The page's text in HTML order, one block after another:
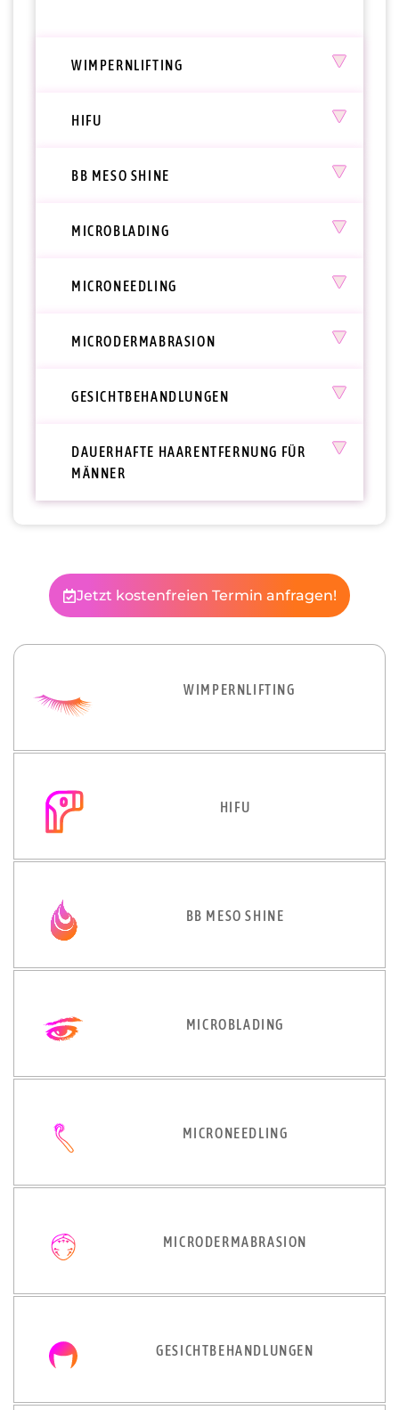
WIMPERNLIFTING
HIFU
BB MESO SHINE
MICROBLADING
MICRONEEDLING
MICRODERMABRASION
GESICHTBEHANDLUNGEN
DAUERHAFTE HAARENTFERNUNG FÜR
MÄNNER
Jetzt kostenfreien Termin anfragen!
WIMPERNLIFTING
HIFU
BB MESO SHINE
MICROBLADING
MICRONEEDLING
MICRODERMABRASION
GESICHTBEHANDLUNGEN